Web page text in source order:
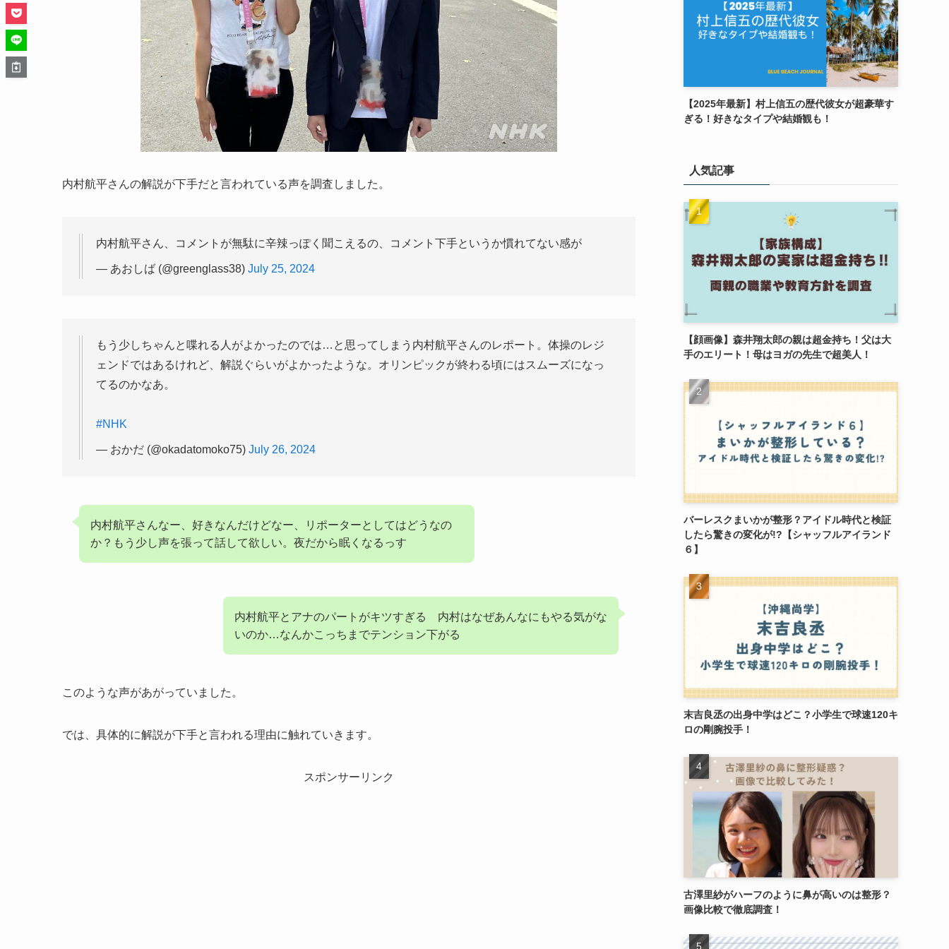
内村航平さんの解説が下手だと言われている声を調査しました。
内村航平さん、コメントが無駄に辛辣っぽく聞こえるの、コメント下手というか慣れてない感が
— あおしば (@greenglass38) July 25, 2024
もう少しちゃんと喋れる人がよかったのでは…と思ってしまう内村航平さんのレポート。体操のレジ
ェンドではあるけれど、解説ぐらいがよかったような。オリンピックが終わる頃にはスムーズになっ
てるのかなあ。
#NHK
— おかだ (@okadatomoko75) July 26, 2024
内村航平さんなー、好きなんだけどなー、リポーターとしてはどうなの
か？もう少し声を張って話して欲しい。夜だから眠くなるっす
内村航平とアナのパートがキツすぎる 内村はなぜあんなにもやる気がな
いのか…なんかこっちまでテンション下がる
このような声があがっていました。
では、具体的に解説が下手と言われる理由に触れていきます。
スポンサーリンク
【2025年最新】村上信五の歴代彼女が超豪華す
ぎる！好きなタイプや結婚観も！
人気記事
【顔画像】森井翔太郎の親は超金持ち！父は大
手のエリート！母はヨガの先生で超美人！
バーレスクまいかが整形？アイドル時代と検証
したら驚きの変化が!?【シャッフルアイランド
６】
末吉良丞の出身中学はどこ？小学生で球速120キ
ロの剛腕投手！
古澤里紗がハーフのように鼻が高いのは整形？
画像比較で徹底調査！